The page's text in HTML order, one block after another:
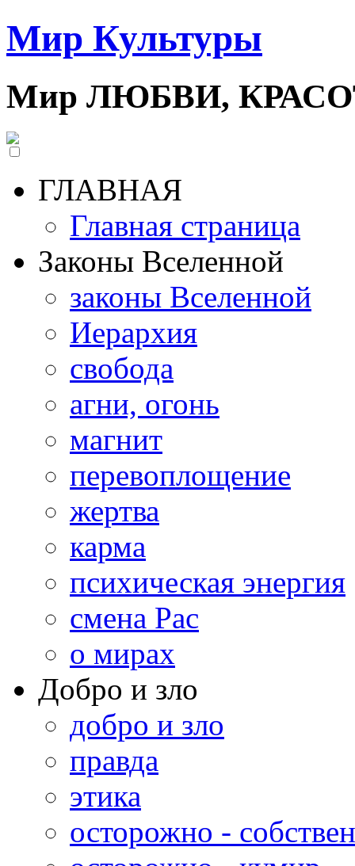
Мир Культуры
Мир ЛЮБВИ,
ГЛАВНАЯ
Главная страница
Законы Вселенной
законы Вселенной
Иерархия
свобода
агни, огонь
магнит
перевоплощение
жертва
карма
психическая энергия
смена Рас
о мирах
Добро и зло
добро и зло
правда
этика
осторожно -